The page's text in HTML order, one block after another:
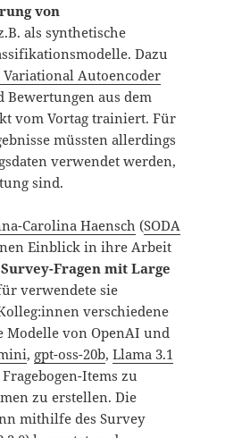
von
als synthetische
Dazu
Autoencoder
aus dem
vom Vortag trainiert. Für
müssten allerdings
verwendet werden,
sind.
Carolina Haensch (SODA
Einblick in ihre Arbeit
Fragen mit Large
verwendete sie
verschiedene
von OpenAI und
, gpt-oss-20b,Llama 3.1
Items zu
zu erstellen. Die
mithilfe des Survey